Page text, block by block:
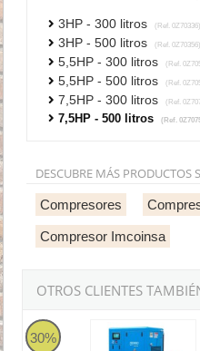
3HP - 300 litros (Ref. 0Z70336)
3HP - 500 litros (Ref. 0Z70356)
5,5HP - 300 litros (Ref.
5,5HP - 500 litros (Ref.
7,5HP - 300 litros (Ref.
7,5HP - 500 litros (Ref.
DESCUBRE MÁS PRODUCTOS
Compresores
Compresor Imcoinsa
OTROS CLIENTES
30%
Compresor de tornillo